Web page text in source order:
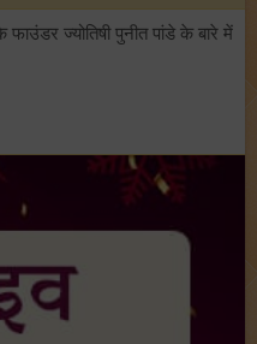
ज्योतिषी पुनीत पांडे के बारे में